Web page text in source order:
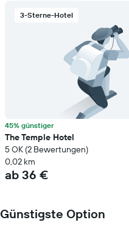
3-Sterne-Hotel
45% günstiger
The Temple Hotel
5 OK (2 Bewertungen)
0,02 km
ab 36 €
Günstigste Option